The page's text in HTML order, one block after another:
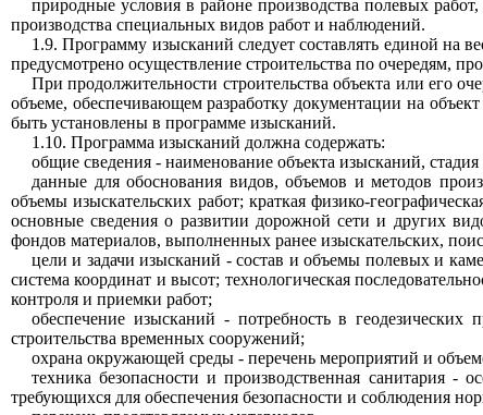
природные условия в районе производства полевых
производства специальных видов работ и наблюдений.
1.9. Программу изысканий следует составлять единой на
предусмотрено осуществление строительства по очередям,
При продолжительности строительства объекта или его
объеме, обеспечивающем разработку документации на
быть установлены в программе изысканий.
1.10. Программа изысканий должна содержать:
общие сведения - наименование объекта изысканий,
данные для обоснования видов, объемов и методов
объемы изыскательских работ; краткая физико-
основные сведения о развитии дорожной сети и других
фондов материалов, выполненных ранее изыскательских,
цели и задачи изысканий - состав и объемы полевых и
система координат и высот; технологическая
контроля и приемки работ;
обеспечение изысканий - потребность в
строительства временных сооружений;
охрана окружающей среды - перечень мероприятий и
техника безопасности и производственная санитария
требующихся для обеспечения безопасности и соблюдения